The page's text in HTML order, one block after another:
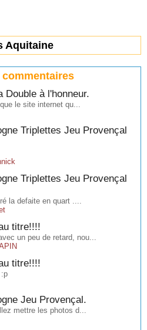
Aquitaine
commentaires
Double à l'honneur.
le site internet qu...
Triplettes Jeu Provençal
Triplettes Jeu Provençal
la defaite en quart ....
titre!!!!
un peu de retard, nou...
titre!!!!
Jeu Provençal.
mettre les photos d...